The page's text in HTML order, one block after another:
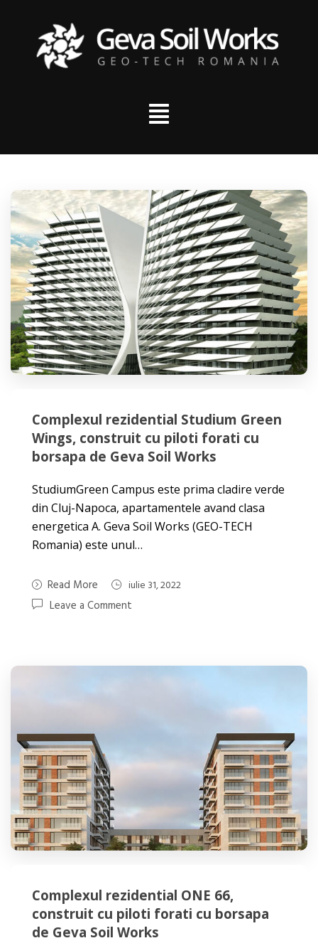
Complexul rezidential Studium Green
Wings, construit cu piloti forati cu
borsapa de Geva Soil Works
StudiumGreen Campus este prima cladire verde
din Cluj-Napoca, apartamentele avand clasa
energetica A. Geva Soil Works (GEO-TECH
Romania) este unul…
Read More iulie 31, 2022
Leave a Comment
Complexul rezidential ONE 66,
construit cu piloti forati cu borsapa
de Geva Soil Works